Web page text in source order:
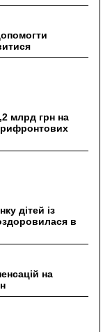
млрд грн на
дітей із
в
на